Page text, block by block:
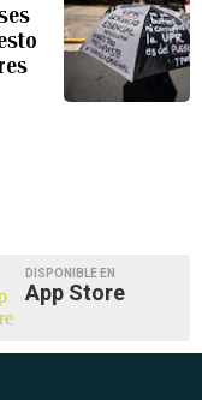
DISPONIBLE EN
App Store